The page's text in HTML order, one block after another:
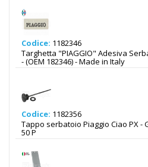
Codice: 1182346
Targhetta "PIAGGIO" Adesiva
- (OEM 182346) - Made in Italy
Codice: 1182356
Tappo serbatoio Piaggio Ciao PX -
50 P